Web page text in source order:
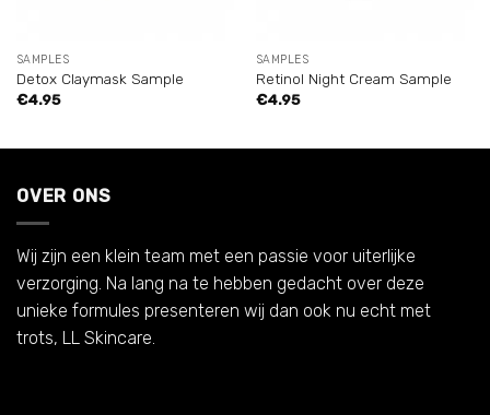
SAMPLES
Detox Claymask Sample
€4.95
SAMPLES
Retinol Night Cream Sample
€4.95
OVER ONS
Wij zijn een klein team met een passie voor uiterlijke
verzorging. Na lang na te hebben gedacht over deze
unieke formules presenteren wij dan ook nu echt met
trots, LL Skincare.